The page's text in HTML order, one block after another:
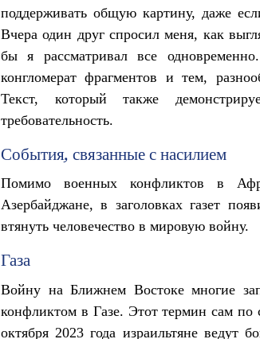
поддерживать общую картину, даже
Вчера один друг спросил меня, как
бы я рассматривал все
конгломерат фрагментов и тем,
Текст, который также
требовательность.
События, связанные с насилием
Помимо военных конфликтов в
Азербайджане, в заголовках газет
втянуть человечество в мировую войну.
Газа
Войну на Ближнем Востоке многие
конфликтом в Газе. Этот термин сам по
октября 2023 года израильтяне